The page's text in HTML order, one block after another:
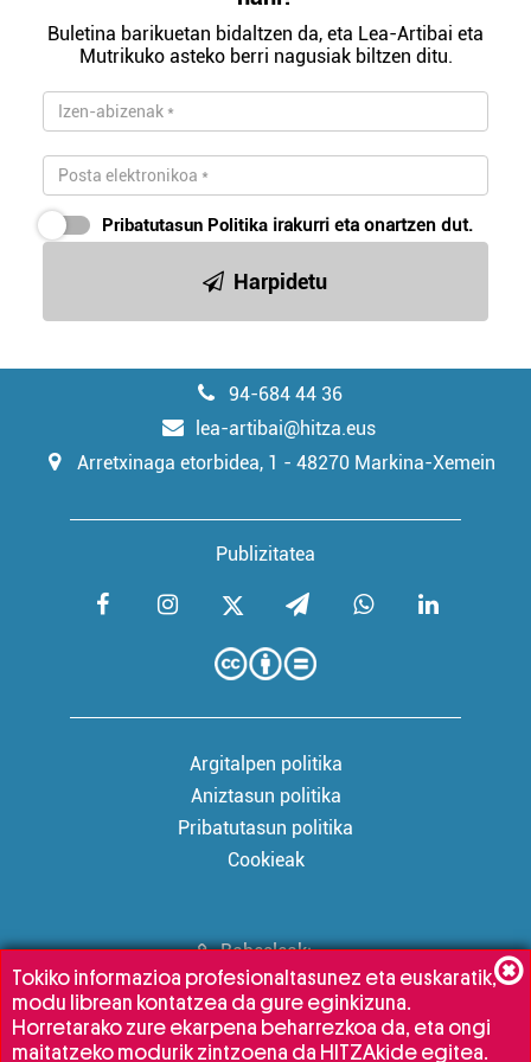
Buletina barikuetan bidaltzen da, eta Lea-Artibai eta
Mutrikuko asteko berri nagusiak biltzen ditu.
Pribatutasun Politika irakurri eta onartzen dut.
Harpidetu
94-684 44 36
lea-artibai@hitza.eus
Arretxinaga etorbidea, 1 - 48270 Markina-Xemein
Publizitatea
Argitalpen politika
Aniztasun politika
Pribatutasun politika
Cookieak
Babesleak:
Tokiko informazioa profesionaltasunez eta euskaratik,
modu librean kontatzea da gure eginkizuna.
Horretarako zure ekarpena beharrezkoa da, eta ongi
maitatzeko modurik zintzoena da HITZAkide egitea.